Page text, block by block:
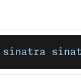
sinatra